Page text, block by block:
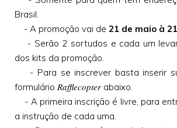
Brasil.
- A promoção vai de 21 de maio à
- Serão 2 sortudos e cada um
dos kits da promoção.
- Para se inscrever basta inserir
formulário Rafflecopter abaixo.
- A primeira inscrição é livre, para
a instrução de cada uma.